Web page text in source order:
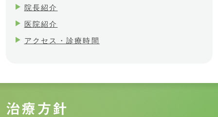
院長紹介
医院紹介
アクセス・診療時間
治療方針